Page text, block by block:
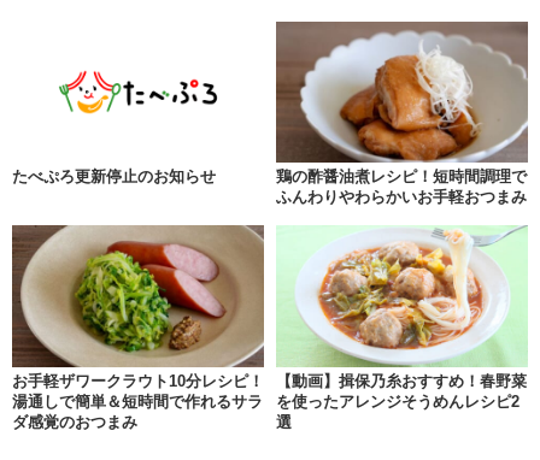
たべぷろ更新停止のお知らせ
鶏の酢醤油煮レシピ！短時間調理で
ふんわりやわらかいお手軽おつまみ
お手軽ザワークラウト10分レシピ！
湯通しで簡単＆短時間で作れるサラ
ダ感覚のおつまみ
【動画】揖保乃糸おすすめ！春野菜
を使ったアレンジそうめんレシピ2
選